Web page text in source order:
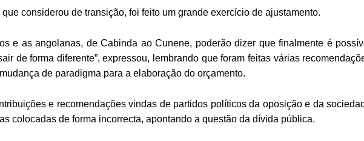
que considerou de transição, foi feito um grande exercício de ajustamento.
e as angolanas, de Cabinda ao Cunene, poderão dizer que finalmente é
de forma diferente”, expressou, lembrando que foram feitas várias
de paradigma para a elaboração do orçamento.
e recomendações vindas de partidos políticos da oposição e da
colocadas de forma incorrecta, apontando a questão da dívida pública.